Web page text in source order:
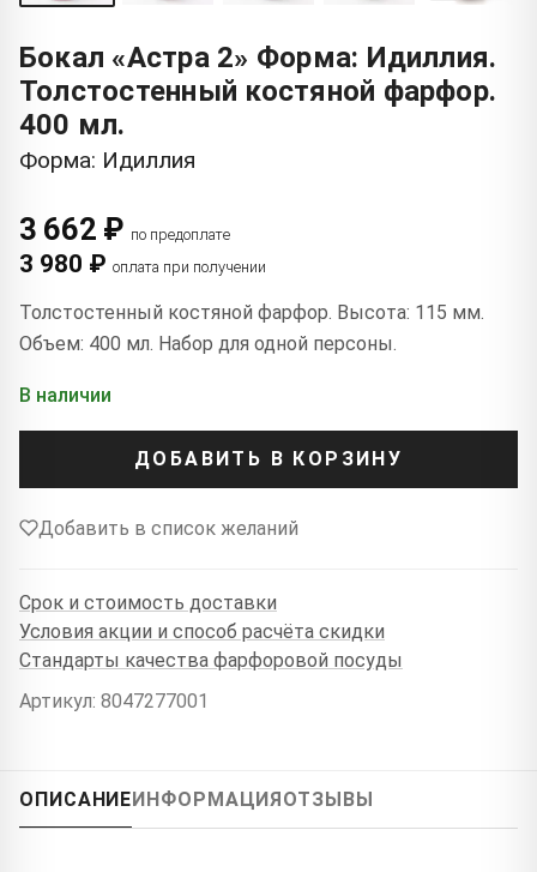
Бокал «Астра 2» Форма: Идиллия.
Толстостенный костяной фарфор.
400 мл.
Форма: Идиллия
3 662 ₽ по предоплате
3 980 ₽ оплата при получении
Толстостенный костяной фарфор. Высота: 115 мм.
Объем: 400 мл. Набор для одной персоны.
В наличии
ДОБАВИТЬ В КОРЗИНУ
Добавить в список желаний
Срок и стоимость доставки
Условия акции и способ расчёта скидки
Стандарты качества фарфоровой посуды
Артикул: 8047277001
ОПИСАНИЕИНФОРМАЦИЯОТЗЫВЫ